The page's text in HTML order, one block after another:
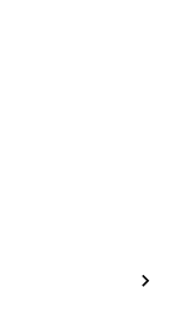
